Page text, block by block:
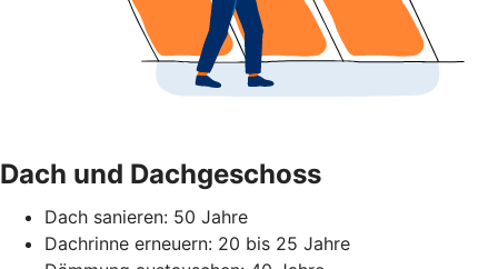
Dach und Dachgeschoss
Dach sanieren: 50 Jahre
Dachrinne erneuern: 20 bis 25 Jahre